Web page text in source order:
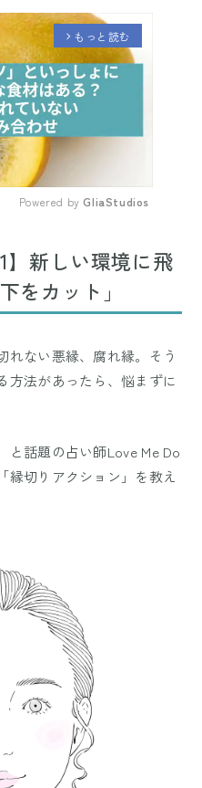
arrow_forward_ios もっと読む
Powered by GliaStudios
】新しい環境に飛
をカット」
れない悪縁、腐れ縁。そう
方法があったら、悩まずに
と話題の占い師Love Me Do
縁切りアクション」を教え